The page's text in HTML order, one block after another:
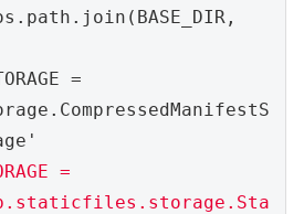
os.path.join(BASE_DIR,
=
=